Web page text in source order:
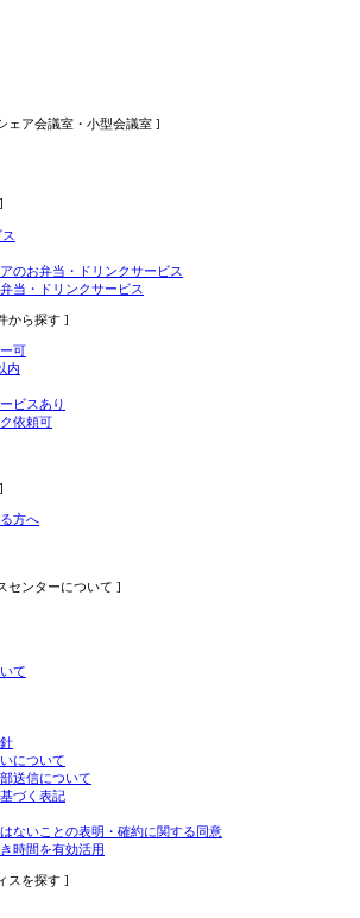
ェア会議室・小型会議室 ]
のお弁当・ドリンクサービス
当・ドリンクサービス
から探す ]
可
内
ビスあり
依頼可
方へ
センターについて ]
て
について
送信について
づく表記
ないことの表明・確約に関する同意
時間を有効活用
スを探す ]